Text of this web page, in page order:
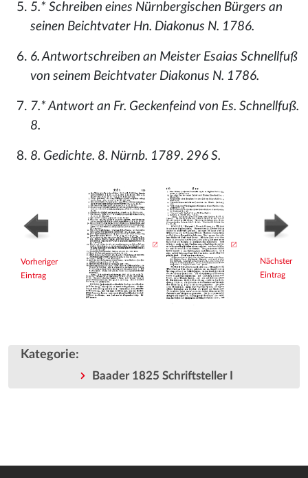
5.* Schreiben eines Nürnbergischen Bürgers an
seinen Beichtvater Hn. Diakonus N. 1786.
6. Antwortschreiben an Meister Esaias Schnellfuß
von seinem Beichtvater Diakonus N. 1786.
7.* Antwort an Fr. Geckenfeind von Es. Schnellfuß.
8.
8. Gedichte. 8. Nürnb. 1789. 296 S.
Vorheriger
Eintrag
Nächster
Eintrag
Kategorie:
Baader 1825 Schriftsteller I